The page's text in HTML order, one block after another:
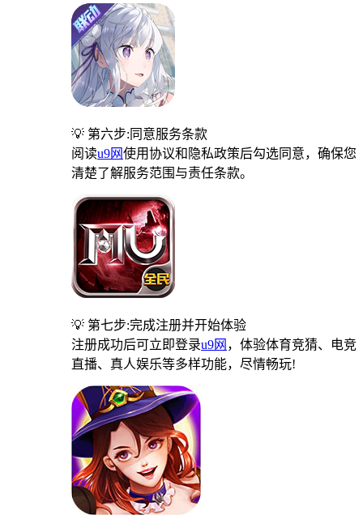
💡 第六步:同意服务条款
阅读u9网使用协议和隐私政策后勾选同意，确保您
清楚了解服务范围与责任条款。
💡 第七步:完成注册并开始体验
注册成功后可立即登录u9网 ，体验体育竞猜、电竞
直播、真人娱乐等多样功能，尽情畅玩!